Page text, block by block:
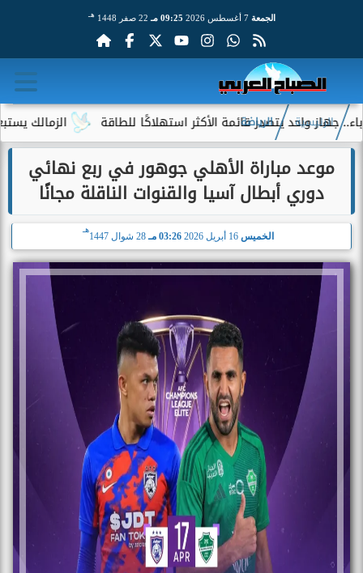
الجمعة 7 أغسطس 2026 09:25 مـ 22 صفر 1448 هـ
الزمالك يستبعد 4 لاعبين شباب من حساباته في الموسم الجديد يتصدر قائمة الأكثر استهلاكًا للطاقة
الرئيسية الرياضة
موعد مباراة الأهلي جوهور في ربع نهائي
دوري أبطال آسيا والقنوات الناقلة مجانًا
الخميس 03:26 مـ 28 شوال 1447
هـ